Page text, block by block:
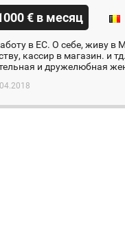
€ в месяц
в ЕС. О себе, живу в
кассир в магазин. и
и дружелюбная